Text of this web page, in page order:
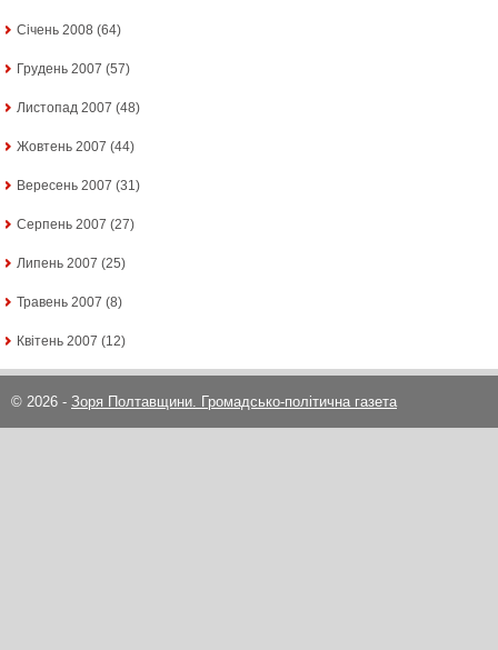
Січень 2008 (64)
Грудень 2007 (57)
Листопад 2007 (48)
Жовтень 2007 (44)
Вересень 2007 (31)
Серпень 2007 (27)
Липень 2007 (25)
Травень 2007 (8)
Квітень 2007 (12)
© 2026 - Зоря Полтавщини. Громадсько-політична газета